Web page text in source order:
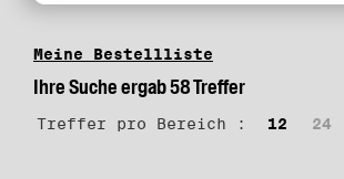
Meine Bestellliste
Ihre Suche ergab 58 Treffer
Treffer pro Bereich : 12 24